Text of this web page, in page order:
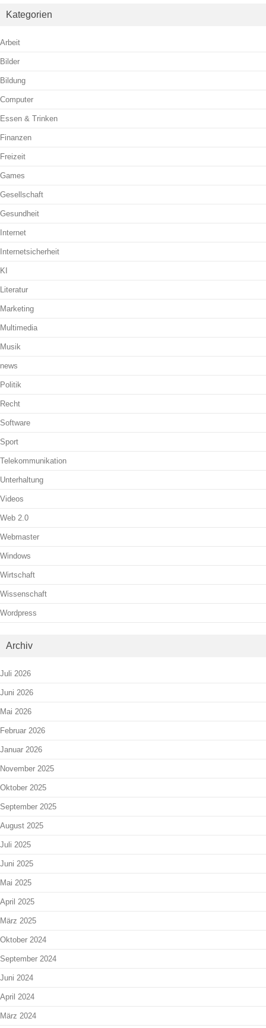
Kategorien
Arbeit
Bilder
Bildung
Computer
Essen & Trinken
Finanzen
Freizeit
Games
Gesellschaft
Gesundheit
Internet
Internetsicherheit
KI
Literatur
Marketing
Multimedia
Musik
news
Politik
Recht
Software
Sport
Telekommunikation
Unterhaltung
Videos
Web 2.0
Webmaster
Windows
Wirtschaft
Wissenschaft
Wordpress
Archiv
Juli 2026
Juni 2026
Mai 2026
Februar 2026
Januar 2026
November 2025
Oktober 2025
September 2025
August 2025
Juli 2025
Juni 2025
Mai 2025
April 2025
März 2025
Oktober 2024
September 2024
Juni 2024
April 2024
März 2024